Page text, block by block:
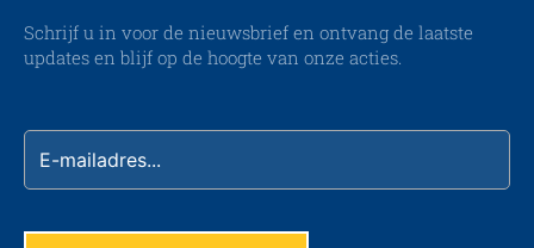
Schrijf u in voor de nieuwsbrief en ontvang de laatste
updates en blijf op de hoogte van onze acties.